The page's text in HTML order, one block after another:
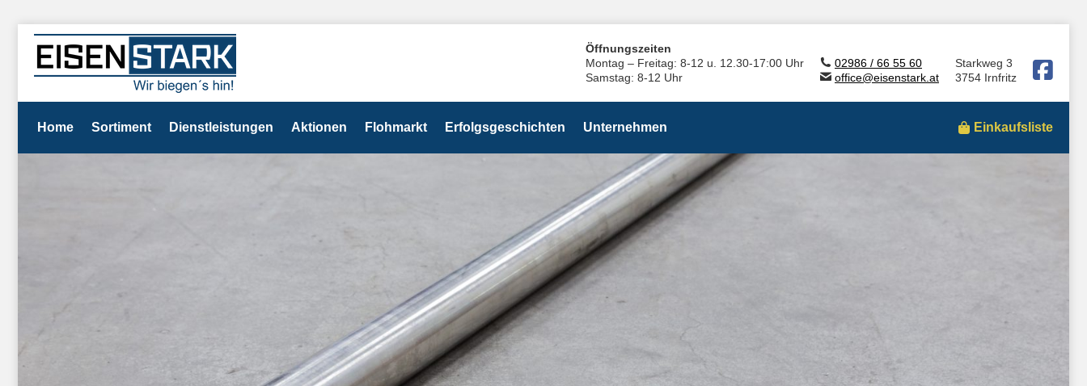
Öffnungszeiten
Montag – Freitag: 8-12 u. 12.30-17:00 Uhr
Samstag: 8-12 Uhr
02986 / 66 55 60
office@eisenstark.at
Starkweg 3
3754 Irnfritz
Home Sortiment Dienstleistungen Aktionen Flohmarkt Erfolgsgeschichten Unternehmen Einkaufsliste